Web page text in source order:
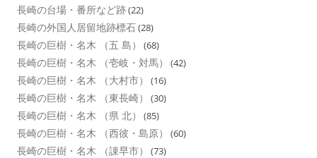
長崎の台場・番所など跡(22)
長崎の外国人居留地跡標石(28)
長崎の巨樹・名木 （五 島） (68)
長崎の巨樹・名木 （壱岐・対馬） (42)
長崎の巨樹・名木 （大村市） (16)
長崎の巨樹・名木 （東長崎） (30)
長崎の巨樹・名木 （県 北） (85)
長崎の巨樹・名木 （西彼・島原） (60)
長崎の巨樹・名木 （諌早市） (73)